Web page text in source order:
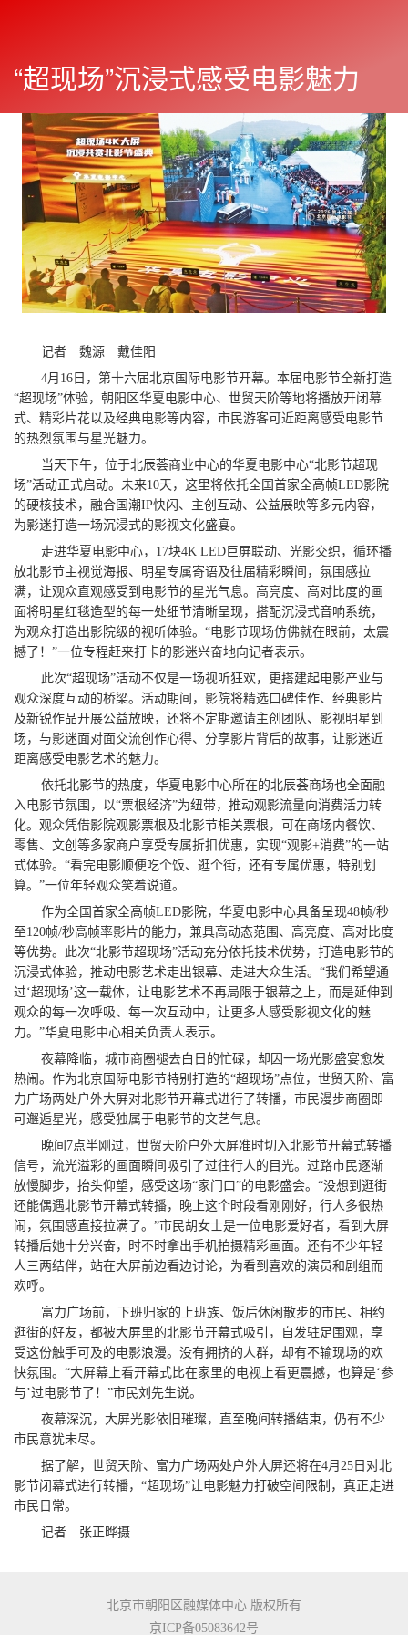
朝阳报
2026年04月17日
示
与
隐
藏
侧
边
栏
往期
“超现场”沉浸式感受电影魅力
记者 魏源 戴佳阳
4月16日，第十六届北京国际电影节开幕。本届电影节全新打造
“超现场”体验，朝阳区华夏电影中心、世贸天阶等地将播放开闭幕
式、精彩片花以及经典电影等内容，市民游客可近距离感受电影节
的热烈氛围与星光魅力。
当天下午，位于北辰荟商业中心的华夏电影中心“北影节超现
场”活动正式启动。未来10天，这里将依托全国首家全高帧LED影院
的硬核技术，融合国潮IP快闪、主创互动、公益展映等多元内容，
为影迷打造一场沉浸式的影视文化盛宴。
走进华夏电影中心，17块4K LED巨屏联动、光影交织，循环播
放北影节主视觉海报、明星专属寄语及往届精彩瞬间，氛围感拉
满，让观众直观感受到电影节的星光气息。高亮度、高对比度的画
面将明星红毯造型的每一处细节清晰呈现，搭配沉浸式音响系统，
为观众打造出影院级的视听体验。“电影节现场仿佛就在眼前，太震
撼了！”一位专程赶来打卡的影迷兴奋地向记者表示。
此次“超现场”活动不仅是一场视听狂欢，更搭建起电影产业与
观众深度互动的桥梁。活动期间，影院将精选口碑佳作、经典影片
及新锐作品开展公益放映，还将不定期邀请主创团队、影视明星到
场，与影迷面对面交流创作心得、分享影片背后的故事，让影迷近
距离感受电影艺术的魅力。
依托北影节的热度，华夏电影中心所在的北辰荟商场也全面融
入电影节氛围，以“票根经济”为纽带，推动观影流量向消费活力转
化。观众凭借影院观影票根及北影节相关票根，可在商场内餐饮、
零售、文创等多家商户享受专属折扣优惠，实现“观影+消费”的一站
式体验。“看完电影顺便吃个饭、逛个街，还有专属优惠，特别划
算。”一位年轻观众笑着说道。
作为全国首家全高帧LED影院，华夏电影中心具备呈现48帧/秒
至120帧/秒高帧率影片的能力，兼具高动态范围、高亮度、高对比度
等优势。此次“北影节超现场”活动充分依托技术优势，打造电影节的
沉浸式体验，推动电影艺术走出银幕、走进大众生活。“我们希望通
过‘超现场’这一载体，让电影艺术不再局限于银幕之上，而是延伸到
观众的每一次呼吸、每一次互动中，让更多人感受影视文化的魅
力。”华夏电影中心相关负责人表示。
夜幕降临，城市商圈褪去白日的忙碌，却因一场光影盛宴愈发
热闹。作为北京国际电影节特别打造的“超现场”点位，世贸天阶、富
力广场两处户外大屏对北影节开幕式进行了转播，市民漫步商圈即
可邂逅星光，感受独属于电影节的文艺气息。
晚间7点半刚过，世贸天阶户外大屏准时切入北影节开幕式转播
信号，流光溢彩的画面瞬间吸引了过往行人的目光。过路市民逐渐
放慢脚步，抬头仰望，感受这场“家门口”的电影盛会。“没想到逛街
还能偶遇北影节开幕式转播，晚上这个时段看刚刚好，行人多很热
闹，氛围感直接拉满了。”市民胡女士是一位电影爱好者，看到大屏
转播后她十分兴奋，时不时拿出手机拍摄精彩画面。还有不少年轻
人三两结伴，站在大屏前边看边讨论，为看到喜欢的演员和剧组而
欢呼。
富力广场前，下班归家的上班族、饭后休闲散步的市民、相约
逛街的好友，都被大屏里的北影节开幕式吸引，自发驻足围观，享
受这份触手可及的电影浪漫。没有拥挤的人群，却有不输现场的欢
快氛围。“大屏幕上看开幕式比在家里的电视上看更震撼，也算是‘参
与’过电影节了！”市民刘先生说。
夜幕深沉，大屏光影依旧璀璨，直至晚间转播结束，仍有不少
市民意犹未尽。
据了解，世贸天阶、富力广场两处户外大屏还将在4月25日对北
影节闭幕式进行转播，“超现场”让电影魅力打破空间限制，真正走进
市民日常。
记者 张正晔摄
北京市朝阳区融媒体中心 版权所有
京ICP备05083642号
下一篇